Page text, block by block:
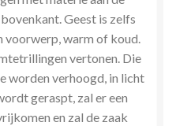
Geest is zelfs
voorwerp, warm of koud.
vertonen. Die
worden verhoogd, in licht
geraspt, zal er een
en zal de zaak